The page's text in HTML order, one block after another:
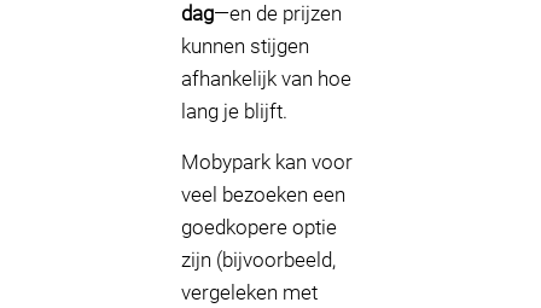
dag—en de prijzen
kunnen stijgen
afhankelijk van hoe
lang je blijft.
Mobypark kan voor
veel bezoeken een
goedkopere optie
zijn (bijvoorbeeld,
vergeleken met